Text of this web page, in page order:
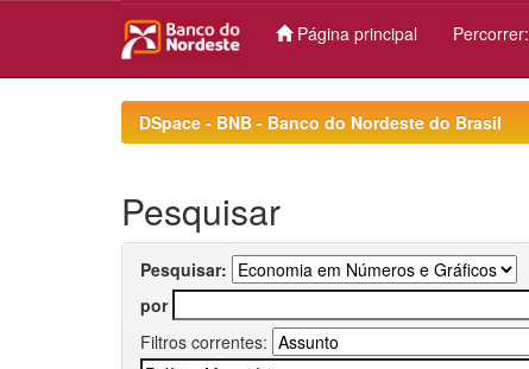
Página principal Percorrer:
DSpace - BNB - Banco do Nordeste do Brasil
Pesquisar
Pesquisar:
por
Filtros correntes: